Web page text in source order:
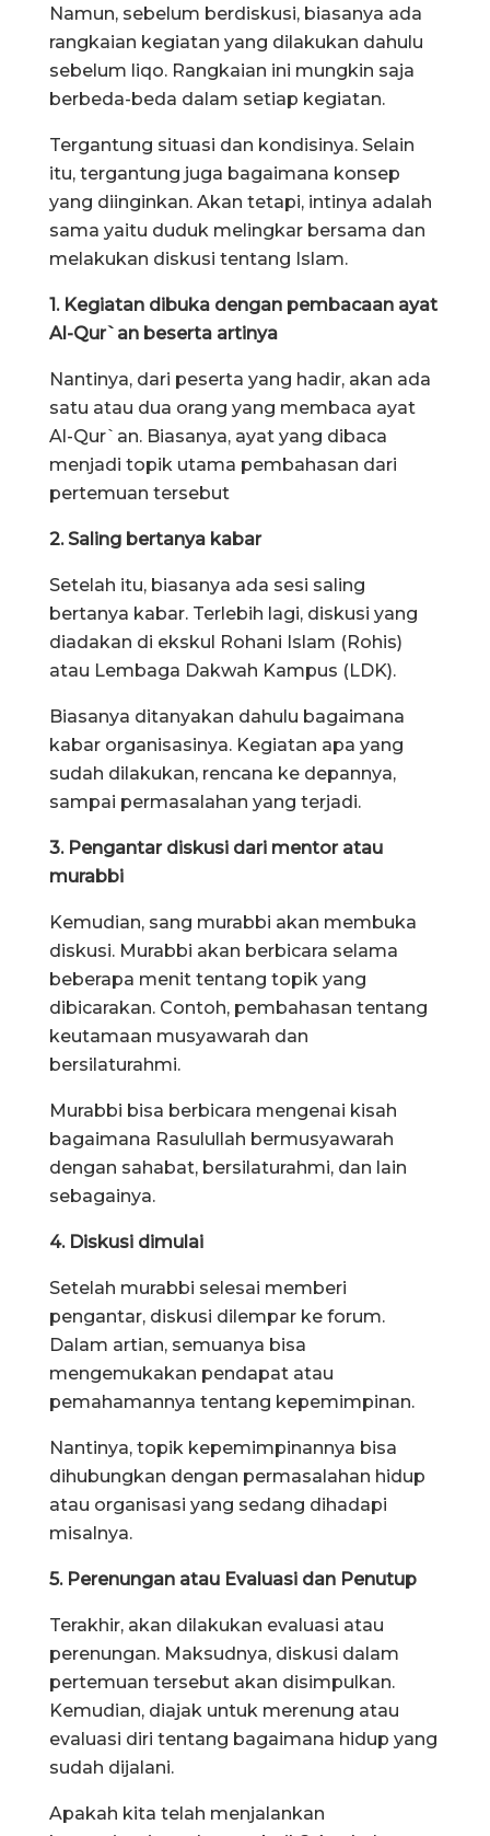
Namun, sebelum berdiskusi, biasanya ada
rangkaian kegiatan yang dilakukan dahulu
sebelum liqo. Rangkaian ini mungkin saja
berbeda-beda dalam setiap kegiatan.
Tergantung situasi dan kondisinya. Selain
itu, tergantung juga bagaimana konsep
yang diinginkan. Akan tetapi, intinya adalah
sama yaitu duduk melingkar bersama dan
melakukan diskusi tentang Islam.
1. Kegiatan dibuka dengan pembacaan ayat
Al-Qur`an beserta artinya
Nantinya, dari peserta yang hadir, akan ada
satu atau dua orang yang membaca ayat
Al-Qur`an. Biasanya, ayat yang dibaca
menjadi topik utama pembahasan dari
pertemuan tersebut
2. Saling bertanya kabar
Setelah itu, biasanya ada sesi saling
bertanya kabar. Terlebih lagi, diskusi yang
diadakan di ekskul Rohani Islam (Rohis)
atau Lembaga Dakwah Kampus (LDK).
Biasanya ditanyakan dahulu bagaimana
kabar organisasinya. Kegiatan apa yang
sudah dilakukan, rencana ke depannya,
sampai permasalahan yang terjadi.
3. Pengantar diskusi dari mentor atau
murabbi
Kemudian, sang murabbi akan membuka
diskusi. Murabbi akan berbicara selama
beberapa menit tentang topik yang
dibicarakan. Contoh, pembahasan tentang
keutamaan musyawarah dan
bersilaturahmi.
Murabbi bisa berbicara mengenai kisah
bagaimana Rasulullah bermusyawarah
dengan sahabat, bersilaturahmi, dan lain
sebagainya.
4. Diskusi dimulai
Setelah murabbi selesai memberi
pengantar, diskusi dilempar ke forum.
Dalam artian, semuanya bisa
mengemukakan pendapat atau
pemahamannya tentang kepemimpinan.
Nantinya, topik kepemimpinannya bisa
dihubungkan dengan permasalahan hidup
atau organisasi yang sedang dihadapi
misalnya.
5. Perenungan atau Evaluasi dan Penutup
Terakhir, akan dilakukan evaluasi atau
perenungan. Maksudnya, diskusi dalam
pertemuan tersebut akan disimpulkan.
Kemudian, diajak untuk merenung atau
evaluasi diri tentang bagaimana hidup yang
sudah dijalani.
Apakah kita telah menjalankan